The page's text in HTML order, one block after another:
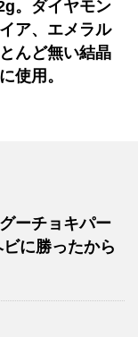
。ダイヤモン
ア、エメラル
んど無い結晶
使用。
ーチョキパー
に勝ったから